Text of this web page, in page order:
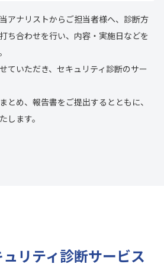
アナリストからご担当者様へ、診断方
ち合わせを行い、内容・実施日などを
ていただき、セキュリティ診断のサー
とめ、報告書をご提出するとともに、
します。
リティ診断サービス